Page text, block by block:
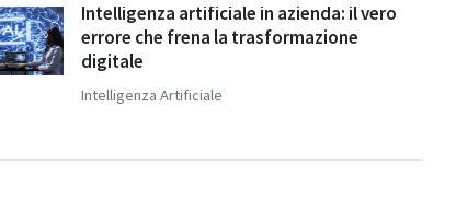
Intelligenza artificiale in azienda: il vero
errore che frena la trasformazione
digitale
Intelligenza Artificiale